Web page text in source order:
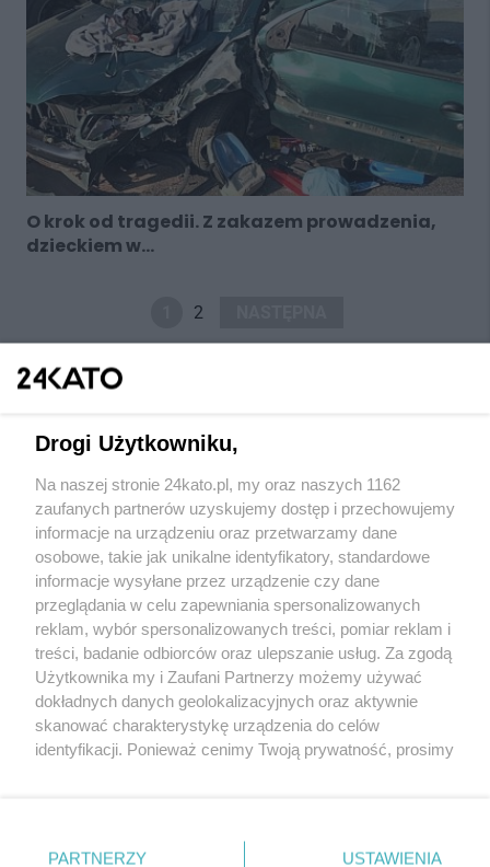
O krok od tragedii. Z zakazem prowadzenia,
dzieckiem w...
2
Wydawca mediów lokalnych
Nie zapomnij
zapoznać się z:
polityką prywatności regulamin korzystania z portali
Twojemiasto
Piekary Śląskie
Chorzów
Tarnowskie Góry
Gliwice
Skontaktuj sięz nami
Kontakt
Wydawca
Redakcja
Drogi Użytkowniku,
Na naszej stronie 24kato.pl, my oraz naszych 1162
zaufanych partnerów uzyskujemy dostęp i przechowujemy
informacje na urządzeniu oraz przetwarzamy dane
osobowe, takie jak unikalne identyfikatory, standardowe
informacje wysyłane przez urządzenie czy dane
przeglądania w celu zapewniania spersonalizowanych
reklam, wybór spersonalizowanych treści, pomiar reklam i
treści, badanie odbiorców oraz ulepszanie usług. Za zgodą
Użytkownika my i Zaufani Partnerzy możemy używać
dokładnych danych geolokalizacyjnych oraz aktywnie
skanować charakterystykę urządzenia do celów
identyfikacji. Ponieważ cenimy Twoją prywatność, prosimy
prywatności znajdujący się w lewym dolnym rogu strony
PARTNERZY USTAWIENIA